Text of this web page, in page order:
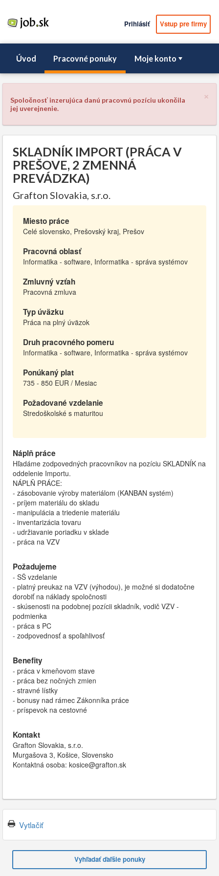
Prihlásiť Vstup pre firmy
Úvod Pracovné ponuky Moje konto
×
Spoločnosť inzerujúca danú pracovnú pozíciu ukončila
jej uverejnenie.
SKLADNÍK IMPORT (PRÁCA V
PREŠOVE, 2 ZMENNÁ
PREVÁDZKA)
Grafton Slovakia, s.r.o.
Miesto práce
Celé slovensko, Prešovský kraj, Prešov
Pracovná oblasť
Informatika - software, Informatika - správa systémov
Zmluvný vzťah
Pracovná zmluva
Typ úväzku
Práca na plný úväzok
Druh pracovného pomeru
Informatika - software, Informatika - správa systémov
Ponúkaný plat
735 - 850 EUR / Mesiac
Požadované vzdelanie
Stredoškolské s maturitou
Náplň práce
Hľadáme zodpovedných pracovníkov na pozíciu SKLADNÍK na
oddelenie Importu.
NÁPLŇ PRÁCE:
- zásobovanie výroby materiálom (KANBAN systém)
- príjem materiálu do skladu
- manipulácia a triedenie materiálu
- inventarizácia tovaru
- udržiavanie poriadku v sklade
- práca na VZV
Požadujeme
- SŠ vzdelanie
- platný preukaz na VZV (výhodou), je možné si dodatočne
dorobiť na náklady spoločnosti
- skúsenosti na podobnej pozícii skladník, vodič VZV -
podmienka
- práca s PC
- zodpovednosť a spoľahlivosť
Benefity
- práca v kmeňovom stave
- práca bez nočných zmien
- stravné lístky
- bonusy nad rámec Zákonníka práce
- príspevok na cestovné
Kontakt
Grafton Slovakia, s.r.o.
Murgašova 3, Košice, Slovensko
Kontaktná osoba: kosice@grafton.sk
Vytlačiť
Vyhľadať ďaľšie ponuky